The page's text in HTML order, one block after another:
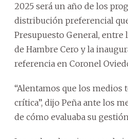
2025 será un año de los
distribución preferencial
Presupuesto General, entre
de Hambre Cero y la
referencia en Coronel
“Alentamos que los medios
crítica”, dijo Peña ante los
de cómo evaluaba su